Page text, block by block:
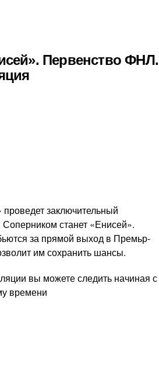
Первенство ФНЛ.
заключительный
станет «Енисей».
за прямой выход в Премьр-
им сохранить шансы.
вы можете следить начиная с
времени